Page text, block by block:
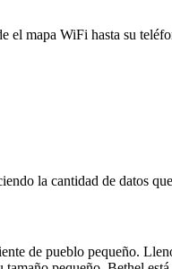
el mapa WiFi hasta su
la cantidad de datos
de pueblo pequeño.